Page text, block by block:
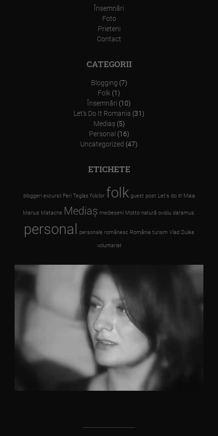
Însemnări
Foto
Prieteni
Contact
CATEGORII
Blogging (7)
Folk (1)
Însemnări (10)
Let’s Do It Romania (31)
Mediaş(5)
Personal (16)
Uncategorized (47)
ETICHETE
bloggeri excursii Feri Teglas folclor folk guest post Let's do it! Maia
Marius Matache Mediaş medieşeni Motto natură ovidiu daramus.
personal personale românesc România turism Vlad Dulea
voluntariat